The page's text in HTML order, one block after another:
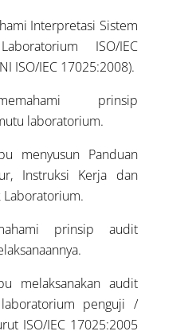
Interpretasi Sistem
ISO/IEC
ISO/IEC 17025:2008).
prinsip
laboratorium.
menyusun Panduan
Instruksi Kerja dan
prinsip audit
melaksanakan audit
penguji /
ISO/IEC 17025:2005